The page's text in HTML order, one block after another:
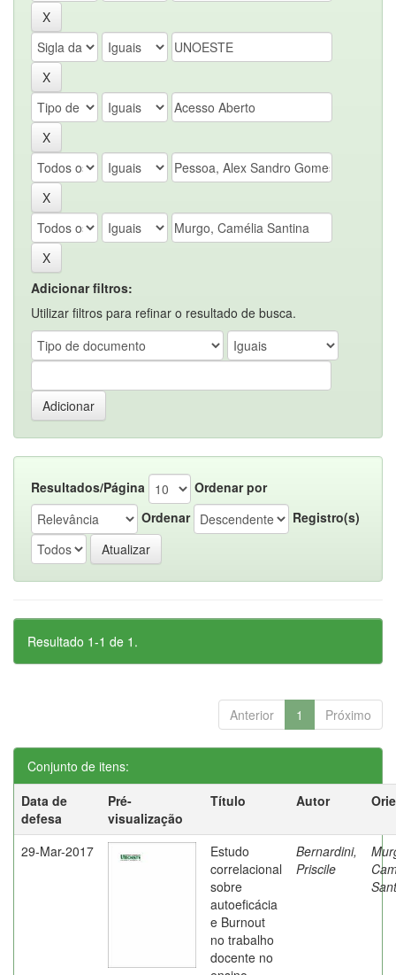
Adicionar filtros:
Utilizar filtros para refinar o resultado de busca.
Resultados/Página
Ordenar por
Ordenar
Registro(s)
Resultado 1-1 de 1.
Anterior 1 Próximo
Conjunto de itens:
Data de
defesa
Pré-
visualização
Título Autor
29-Mar-2017
Estudo
correlacional
sobre
autoeficácia
e Burnout
no trabalho
docente no
Bernardini,
Priscile